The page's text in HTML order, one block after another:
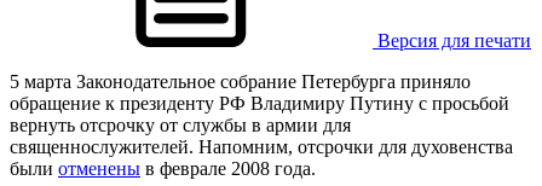
Версия для печати
5 марта Законодательное собрание Петербурга приняло
обращение к президенту РФ Владимиру Путину с просьбой
вернуть отсрочку от службы в армии для
священнослужителей. Напомним, отсрочки для духовенства
были отменены в феврале 2008 года.